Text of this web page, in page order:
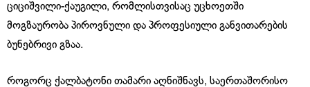
ციციშვილი-ქაუგილი, რომლისთვისაც უცხოეთში
მოგზაურობა პიროვნული და პროფესიული განვითარების
ბუნებრივი გზაა.
როგორც ქალბატონი თამარი აღნიშნავს, საერთაშორისო